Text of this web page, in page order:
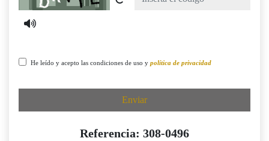
He leído y acepto las condiciones de uso y política de privacidad
Enviar
Referencia: 308-0496